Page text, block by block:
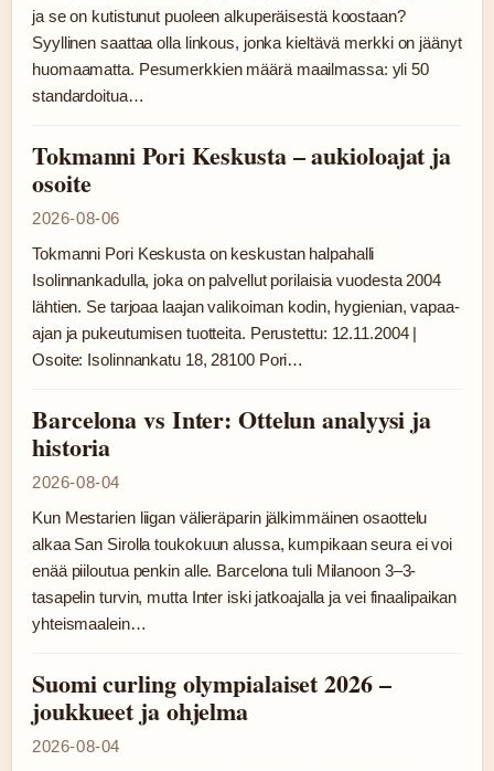
ja se on kutistunut puoleen alkuperäisestä koostaan?
Syyllinen saattaa olla linkous, jonka kieltävä merkki on jäänyt
huomaamatta. Pesumerkkien määrä maailmassa: yli 50
standardoitua…
Tokmanni Pori Keskusta – aukioloajat ja
osoite
2026-08-06
Tokmanni Pori Keskusta on keskustan halpahalli
Isolinnankadulla, joka on palvellut porilaisia vuodesta 2004
lähtien. Se tarjoaa laajan valikoiman kodin, hygienian, vapaa-
ajan ja pukeutumisen tuotteita. Perustettu: 12.11.2004 |
Osoite: Isolinnankatu 18, 28100 Pori…
Barcelona vs Inter: Ottelun analyysi ja
historia
2026-08-04
Kun Mestarien liigan välieräparin jälkimmäinen osaottelu
alkaa San Sirolla toukokuun alussa, kumpikaan seura ei voi
enää piiloutua penkin alle. Barcelona tuli Milanoon 3–3-
tasapelin turvin, mutta Inter iski jatkoajalla ja vei finaalipaikan
yhteismaalein…
Suomi curling olympialaiset 2026 –
joukkueet ja ohjelma
2026-08-04